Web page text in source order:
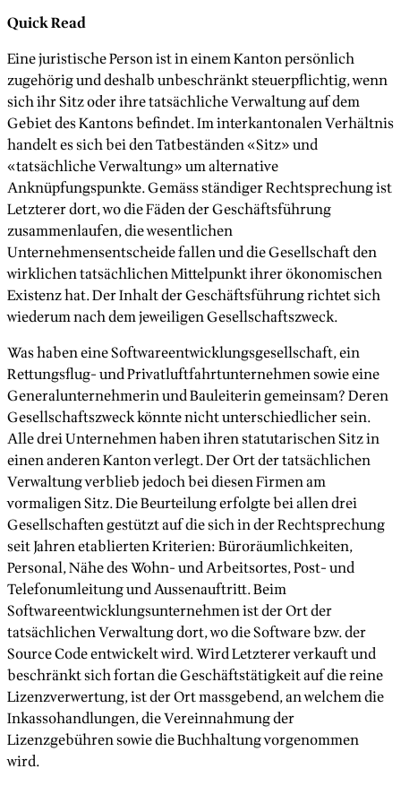
Quick Read
Eine juristische Person ist in einem Kanton persönlich
zugehörig und deshalb unbeschränkt steuerpflichtig, wenn
sich ihr Sitz oder ihre tatsächliche Verwaltung auf dem
Gebiet des Kantons befindet. Im interkantonalen Verhältnis
handelt es sich bei den Tatbeständen «Sitz» und
«tatsächliche Verwaltung» um alternative
Anknüpfungspunkte. Gemäss ständiger Rechtsprechung ist
Letzterer dort, wo die Fäden der Geschäftsführung
zusammenlaufen, die wesentlichen
Unternehmensentscheide fallen und die Gesellschaft den
wirklichen tatsächlichen Mittelpunkt ihrer ökonomischen
Existenz hat. Der Inhalt der Geschäftsführung richtet sich
wiederum nach dem jeweiligen Gesellschaftszweck.
Was haben eine Softwareentwicklungsgesellschaft, ein
Rettungsflug- und Privatluftfahrtunternehmen sowie eine
Generalunternehmerin und Bauleiterin gemeinsam? Deren
Gesellschaftszweck könnte nicht unterschiedlicher sein.
Alle drei Unternehmen haben ihren statutarischen Sitz in
einen anderen Kanton verlegt. Der Ort der tatsächlichen
Verwaltung verblieb jedoch bei diesen Firmen am
vormaligen Sitz. Die Beurteilung erfolgte bei allen drei
Gesellschaften gestützt auf die sich in der Rechtsprechung
seit Jahren etablierten Kriterien: Büroräumlichkeiten,
Personal, Nähe des Wohn- und Arbeitsortes, Post- und
Telefonumleitung und Aussenauftritt. Beim
Softwareentwicklungsunternehmen ist der Ort der
tatsächlichen Verwaltung dort, wo die Software bzw. der
Source Code entwickelt wird. Wird Letzterer verkauft und
beschränkt sich fortan die Geschäftstätigkeit auf die reine
Lizenzverwertung, ist der Ort massgebend, an welchem die
Inkassohandlungen, die Vereinnahmung der
Lizenzgebühren sowie die Buchhaltung vorgenommen
wird.